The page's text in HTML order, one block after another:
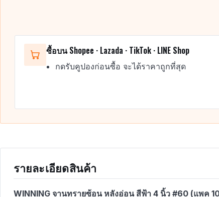
ซื้อบน Shopee · Lazada · TikTok · LINE Shop
กดรับคูปองก่อนซื้อ จะได้ราคาถูกที่สุด
รายละเอียดสินค้า
WINNING จานทรายซ้อน หลังอ่อน สีฟ้า 4 นิ้ว #60 (แพค